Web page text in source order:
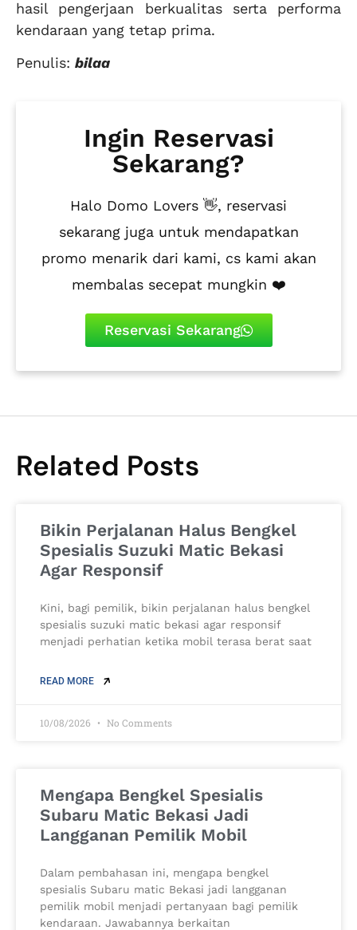
hasil pengerjaan berkualitas serta performa
kendaraan yang tetap prima.
Penulis: bilaa
Ingin Reservasi
Sekarang?
Halo Domo Lovers 👋, reservasi
sekarang juga untuk mendapatkan
promo menarik dari kami, cs kami akan
membalas secepat mungkin ❤️
Reservasi Sekarang
Related Posts
Bikin Perjalanan Halus Bengkel
Spesialis Suzuki Matic Bekasi
Agar Responsif
Kini, bagi pemilik, bikin perjalanan halus bengkel
spesialis suzuki matic bekasi agar responsif
menjadi perhatian ketika mobil terasa berat saat
READ MORE
10/08/2026 No Comments
Mengapa Bengkel Spesialis
Subaru Matic Bekasi Jadi
Langganan Pemilik Mobil
Dalam pembahasan ini, mengapa bengkel
spesialis Subaru matic Bekasi jadi langganan
pemilik mobil menjadi pertanyaan bagi pemilik
kendaraan. Jawabannya berkaitan